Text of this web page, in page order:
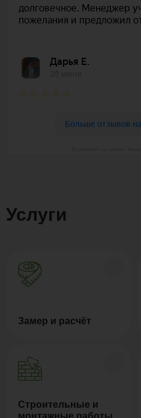
Услуги
Замер и расчёт
Строительные и
монтажные работы